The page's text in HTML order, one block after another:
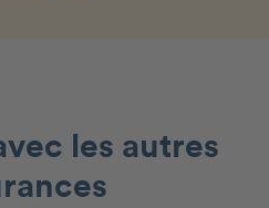
les autres